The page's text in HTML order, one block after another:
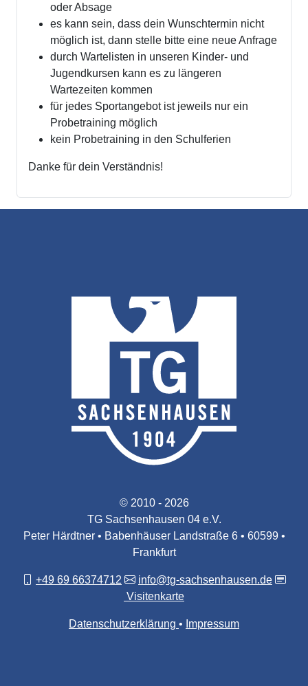
oder Absage
es kann sein, dass dein Wunschtermin nicht
möglich ist, dann stelle bitte eine neue Anfrage
durch Wartelisten in unseren Kinder- und
Jugendkursen kann es zu längeren
Wartezeiten kommen
für jedes Sportangebot ist jeweils nur ein
Probetraining möglich
kein Probetraining in den Schulferien
Danke für dein Verständnis!
© 2010 - 2026
TG Sachsenhausen 04 e.V.
Peter Härdtner • Babenhäuser Landstraße 6 • 60599 •
Frankfurt
+49 69 66374712
info@tg-sachsenhausen.de
Visitenkarte
Datenschutzerklärung Impressum